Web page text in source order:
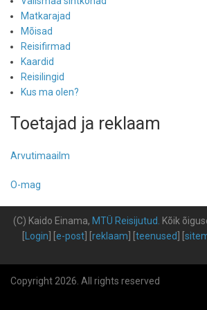
Matkarajad
Mõisad
Reisifirmad
Kaardid
Reisilingid
Kus ma olen?
Toetajad ja reklaam
Arvutimaailm
O-mag
(C) Kaido Einama, MTÜ Reisijutud. Kõik
Login e-post] [ reklaam teenused
Copyright 2026. All rights reserved